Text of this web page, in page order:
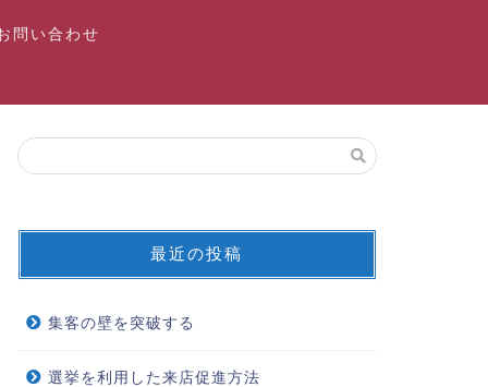
問い合わせ
最近の投稿
集客の壁を突破する
選挙を利用した来店促進方法